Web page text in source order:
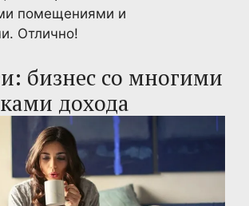
помещениями и
Отлично!
бизнес со многими
дохода